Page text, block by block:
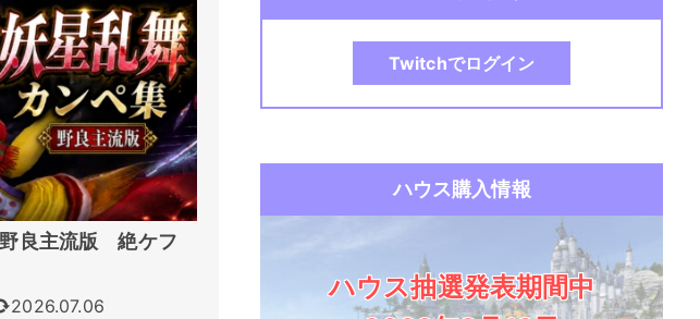
良主流版 絶ケフ
2026.07.06
Twitchでログイン
ハウス購入情報
ハウス抽選発表期間中